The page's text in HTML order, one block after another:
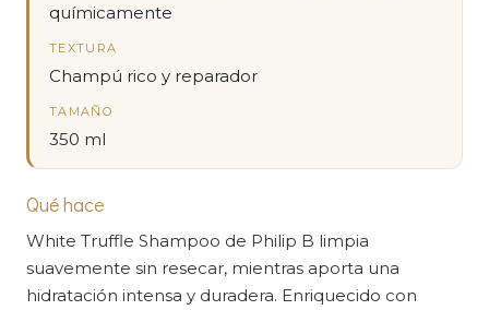
químicamente
TEXTURA
Champú rico y reparador
TAMAÑO
350 ml
Qué hace
White Truffle Shampoo de Philip B limpia
suavemente sin resecar, mientras aporta una
hidratación intensa y duradera. Enriquecido con